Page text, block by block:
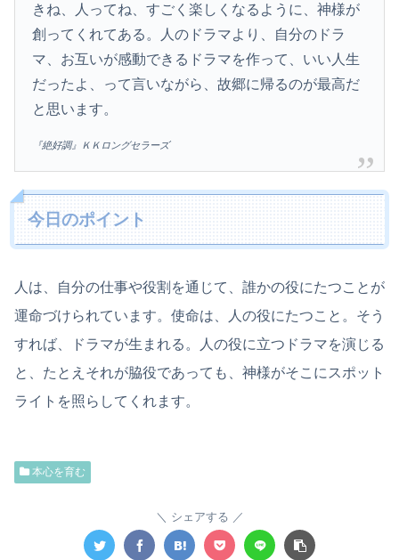
きね、人ってね、すごく楽しくなるように、神様が
創ってくれてある。人のドラマより、自分のドラ
マ、お互いが感動できるドラマを作って、いい人生
だったよ、って言いながら、故郷に帰るのが最高だ
と思います。
『絶好調』ＫＫロングセラーズ
今日のポイント
人は、自分の仕事や役割を通じて、誰かの役にたつことが
運命づけられています。使命は、人の役にたつこと。そう
すれば、ドラマが生まれる。人の役に立つドラマを演じる
と、たとえそれが脇役であっても、神様がそこにスポット
ライトを照らしてくれます。
本心を育む
シェアする